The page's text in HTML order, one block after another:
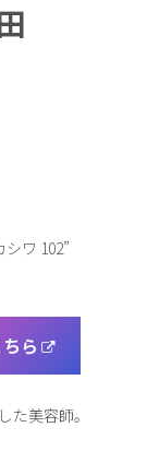
ワ 102”
ら
た美容師。